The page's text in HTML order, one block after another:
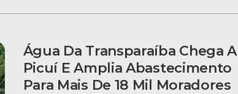
Água Da Transparaíba Chega A
Picuí E Amplia Abastecimento
Para Mais De 18 Mil Moradores